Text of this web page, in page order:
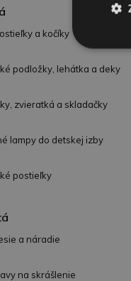
a kočíky
podložky, lehátka a deky
zvieratká a skladačky
lampy do detskej izby
postieľky
a náradie
na skrášlenie